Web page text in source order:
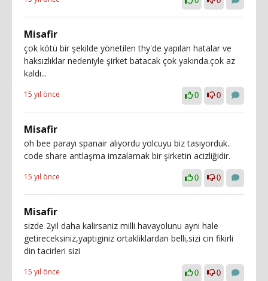
Misafir
çok kötü bir şekilde yönetilen thy'de yapılan hatalar ve
haksızlıklar nedeniyle şirket batacak çok yakında.çok az
kaldı...
15 yıl önce 0 0
Misafir
oh bee parayı spanair alıyordu yolcuyu biz tasıyorduk..
code share antlaşma imzalamak bir şirketin acizliğidir.
15 yıl önce 0 0
Misafir
sizde 2yil daha kalirsaniz milli havayolunu ayni hale
getireceksiniz,yaptiginiz ortakliklardan belli,sizi cin fikirli
din tacirleri sizi
15 yıl önce 0 0